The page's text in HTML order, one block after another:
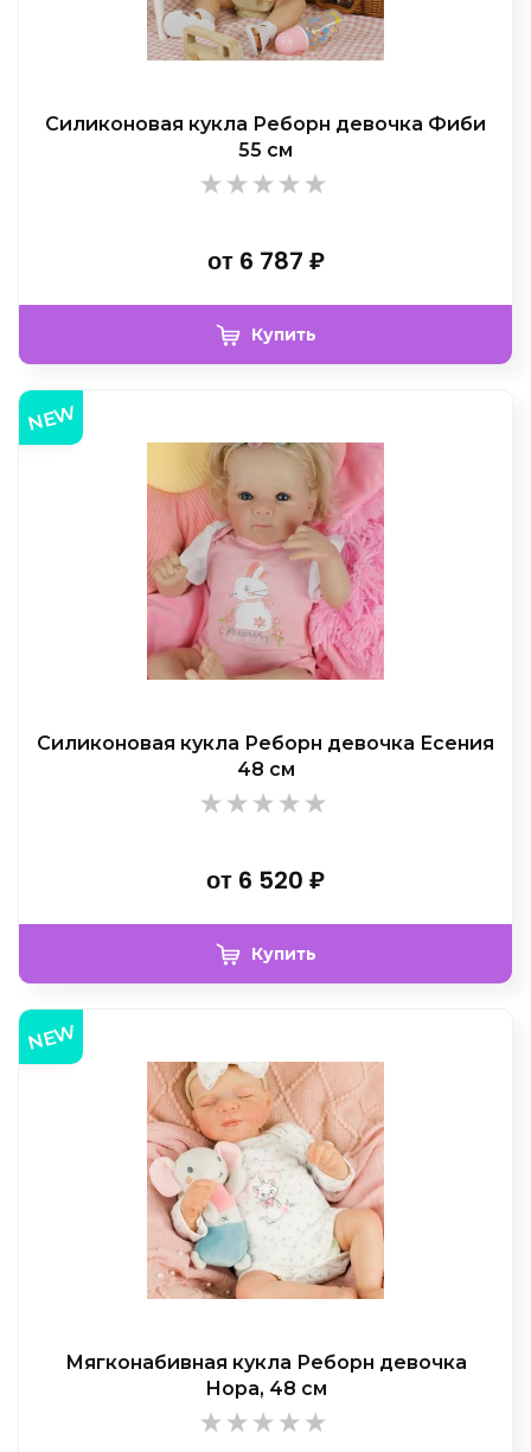
Силиконовая кукла Реборн девочка Фиби
55 см
от6 787 ₽
Купить
NEW
Силиконовая кукла Реборн девочка Есения
48 см
от 6 520 ₽
Купить
NEW
Мягконабивная кукла Реборн девочка
Нора, 48 см